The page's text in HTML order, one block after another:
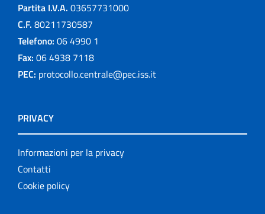
Partita I.V.A. 03657731000
C.F. 80211730587
Telefono: 06 4990 1
Fax: 06 4938 7118
PEC: protocollo.centrale@pec.iss.it
PRIVACY
Informazioni per la privacy
Contatti
Cookie policy